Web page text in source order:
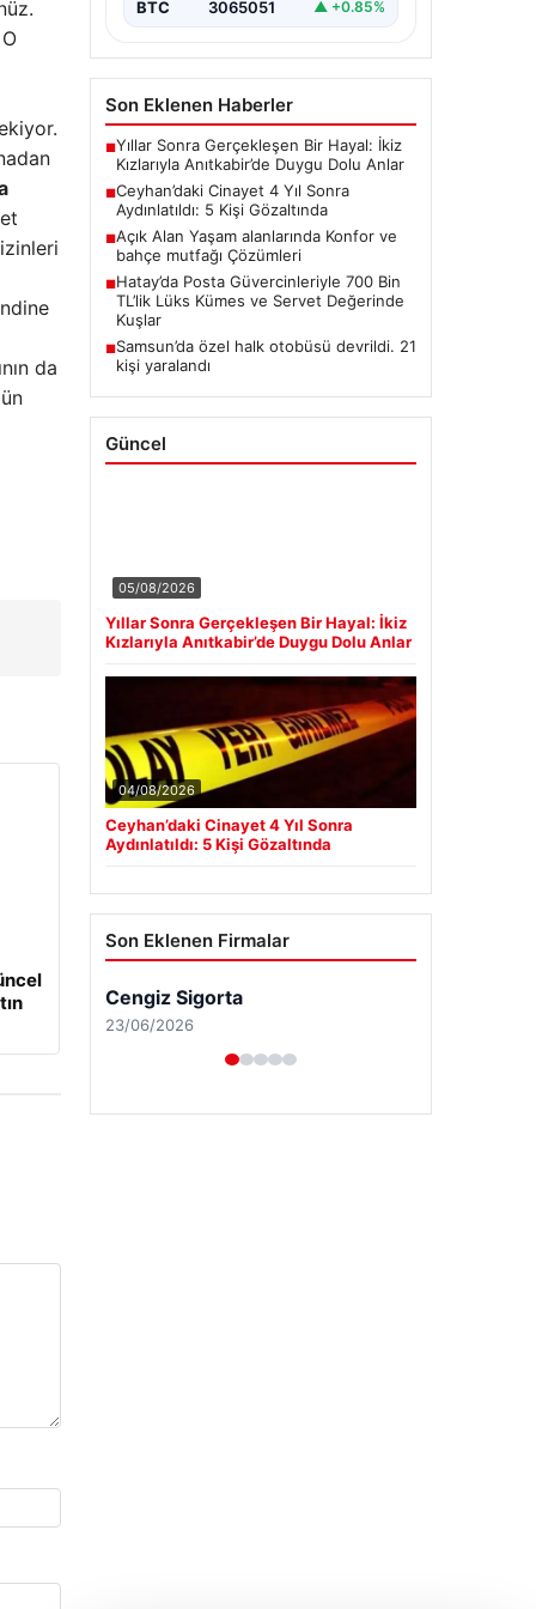
da
BTC 3065051 ▲ +0.85%
Son Eklenen Haberler
■Yıllar Sonra Gerçekleşen Bir Hayal: İkiz
Kızlarıyla Anıtkabir’de Duygu Dolu Anlar
■Ceyhan’daki Cinayet 4 Yıl Sonra
Aydınlatıldı: 5 Kişi Gözaltında
■Açık Alan Yaşam alanlarında Konfor ve
bahçe mutfağı Çözümleri
■Hatay’da Posta Güvercinleriyle 700 Bin
TL’lik Lüks Kümes ve Servet Değerinde
Kuşlar
■Samsun’da özel halk otobüsü devrildi. 21
kişi yaralandı
Güncel
05/08/2026
Yıllar Sonra Gerçekleşen Bir Hayal: İkiz
Kızlarıyla Anıtkabir’de Duygu Dolu Anlar
04/08/2026
Ceyhan’daki Cinayet 4 Yıl Sonra
Aydınlatıldı: 5 Kişi Gözaltında
Son Eklenen Firmalar
Cengiz Sigorta
23/06/2026